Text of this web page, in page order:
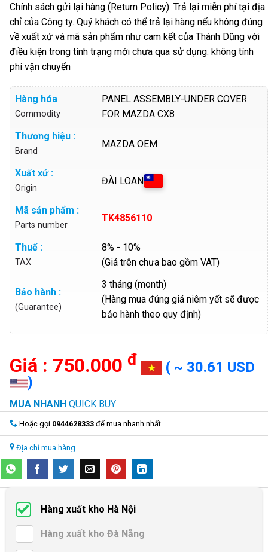
Chính sách gửi lại hàng (Return Policy): Trả lại miễn phí tại địa
chỉ của Công ty. Quý khách có thể trả lại hàng nếu không đúng
về xuất xứ và mã sản phẩm như cam kết của Thành Dũng với
điều kiện trong tình trạng mới chưa qua sử dụng: không tính
phí vận chuyển
Hàng hóa
Commodity
PANEL ASSEMBLY-UNDER COVER
FOR MAZDA CX8
Thương hiệu :
Brand
MAZDA OEM
Xuất xứ :
Origin
ĐÀI LOAN
Mã sản phẩm :
Parts number
TK4856110
Thuế :
TAX
8% - 10%
(Giá trên chưa bao gồm VAT)
Bảo hành :
(Guarantee)
3 tháng (month)
(Hàng mua đúng giá niêm yết sẽ được
bảo hành theo quy định)
750.000 đ
( ~ 30.61 USD
)
MUA NHANH QUICK BUY
Hoặc gọi 0944628333 để mua nhanh nhất
Địa chỉ mua hàng
Hàng xuất kho Hà Nội
Hàng xuất kho Đà Nẵng